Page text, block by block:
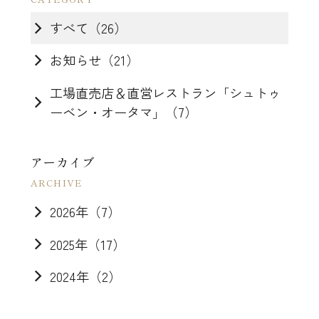
すべて（26）
お知らせ（21）
工場直売店＆直営レストラン「シュトゥ
ーベン・オータマ」（7）
アーカイブ
2026年（7）
2025年（17）
2024年（2）